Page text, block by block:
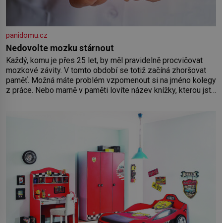
panidomu.cz
Nedovolte mozku stárnout
Každý, komu je přes 25 let, by měl pravidelně procvičovat
mozkové závity. V tomto období se totiž začíná zhoršovat
paměť. Možná máte problém vzpomenout si na jméno kolegy
z práce. Nebo marně v paměti lovíte název knížky, kterou jste